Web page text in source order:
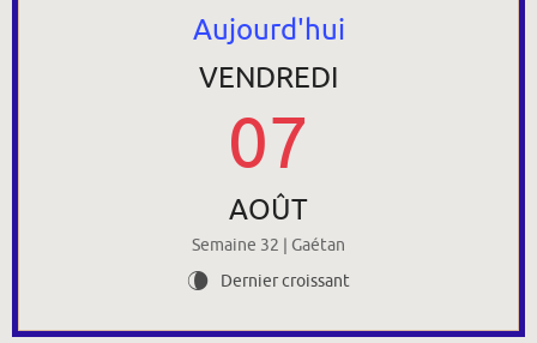
Aujourd'hui
VENDREDI
07
AOÛT
Semaine 32 | Gaétan
V Dernier croissant